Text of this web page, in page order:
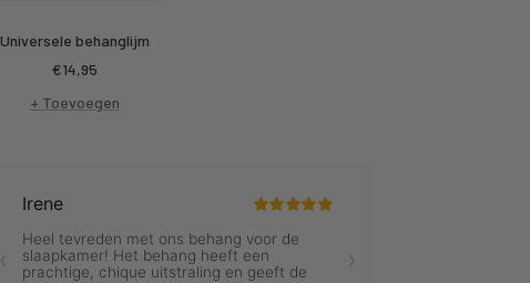
Universele behanglijm
Kortings
€14,95
+ Toevoegen